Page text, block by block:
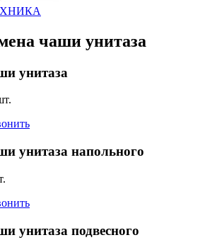
чаши унитаза
унитаза
унитаза напольного
унитаза подвесного